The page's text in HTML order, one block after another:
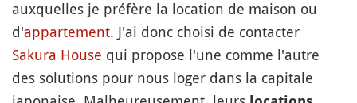
auxquelles je préfère la location de maison ou
d'appartement. J'ai donc choisi de contacter
Sakura House qui propose l'une comme l'autre
des solutions pour nous loger dans la capitale